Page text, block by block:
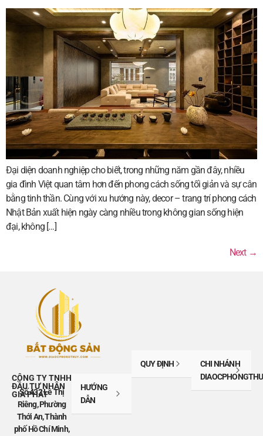
Đại diện doanh nghiệp cho biết, trong những năm gần đây, nhiều
gia đình Việt quan tâm hơn đến phong cách sống tối giản và sự cân
bằng tinh thần. Cùng với xu hướng này, decor – trang trí phong cách
Nhật Bản xuất hiện ngày càng nhiều trong không gian sống hiện
đại, không […]
Next →
CÔNG TY TNHH
ĐẦU TƯ NHÂN
GIA PHÁT
Số 432 Lê Thị
Riêng, Phường
Thới An, Thành
phố Hồ Chí Minh,
HƯỚNG
DẪN
QUY ĐỊNH
CHI NHÁNH